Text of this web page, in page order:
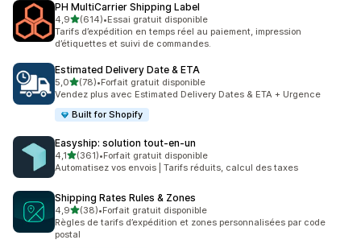
PH MultiCarrier Shipping Label
4,9étoile(s) sur 5
(614)
614 avis au total
•Essai gratuit disponible
Tarifs d’expédition en temps réel au paiement, impression
d’étiquettes et suivi de commandes.
Estimated Delivery Date & ETA
5,0étoile(s) sur 5
(78)
78 avis au total
•Forfait gratuit disponible
Vendez plus avec Estimated Delivery Dates & ETA + Urgence
Built for Shopify
Easyship: solution tout‑en‑un
4,1étoile(s) sur 5
(361)
361 avis au total
•Forfait gratuit disponible
Automatisez vos envois | Tarifs réduits, calcul des taxes
Shipping Rates Rules & Zones
4,9étoile(s) sur 5
(38)
38 avis au total
•Forfait gratuit disponible
Règles de tarifs d’expédition et zones personnalisées par code
postal